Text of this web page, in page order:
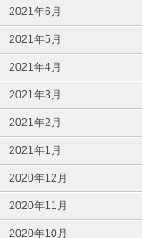
2021年6月
2021年5月
2021年4月
2021年3月
2021年2月
2021年1月
2020年12月
2020年11月
2020年10月